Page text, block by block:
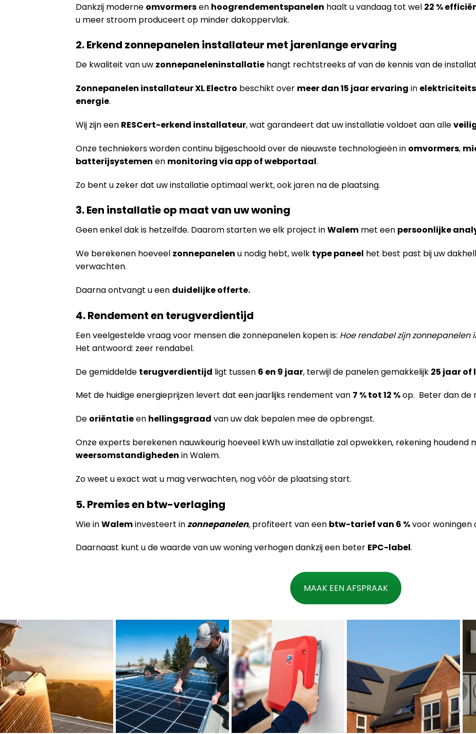
Dankzij moderne omvormersen hoogrendementspanelen haalt u vandaag tot wel 22 %
u meer stroom produceert op minder dakoppervlak.
2. Erkend zonnepanelen installateur met jarenlange ervaring
De kwaliteit van uw zonnepaneleninstallatie hangt rechtstreeks af van de kennis van de
Zonnepanelen installateur XL Electro beschikt over meer dan 15 jaar ervaring in
energie.
Wij zijn een RESCert-erkend installateur, wat garandeert dat uw installatie voldoet aan alle
Onze techniekers worden continu bijgeschoold over de nieuwste technologieën in omvormers,
batterijsystemen en monitoring via app of webportaal.
Zo bent u zeker dat uw installatie optimaal werkt, ook jaren na de plaatsing.
3. Een installatie op maat van uw woning
Geen enkel dak is hetzelfde. Daarom starten we elk project inWalem met een persoonlijke
We berekenen hoeveel zonnepanelen u nodig hebt, welk type paneel het best past bij uw
verwachten.
Daarna ontvangt u een duidelijke offerte.
4. Rendement en terugverdientijd
Een veelgestelde vraag voor mensen die zonnepanelen kopen is: Hoe rendabel zijn zonnepanelen
Het antwoord: zeer rendabel.
De gemiddelde terugverdientijd ligt tussen 6 en 9 jaar, terwijl de panelen gemakkelijk 25 jaar of
Met de huidige energieprijzen levert dat een jaarlijks rendement van 7 % tot 12 %op. Beter dan de
De oriëntatieen hellingsgraad van uw dak bepalen mee de opbrengst.
Onze experts berekenen nauwkeurig hoeveel kWh uw installatie zal opwekken, rekening houdend
weersomstandigheden in Walem.
Zo weet u exact wat u mag verwachten, nog vóór de plaatsing start.
5. Premies en btw-verlaging
Wie inWaleminvesteert inzonnepanelen, profiteert van een btw-tarief van 6 %voor woningen
Daarnaast kunt u de waarde van uw woning verhogen dankzij een beter EPC-label.
MAAK EEN AFSPRAAK